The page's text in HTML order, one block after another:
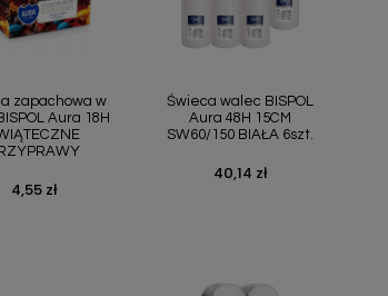
zapachowa w
Aura 18H
Cena
4,55 zł
Świeca walec BISPOL
Aura 48H 15CM
SW60/150 BIAŁA 6szt.
Cena
40,14 zł